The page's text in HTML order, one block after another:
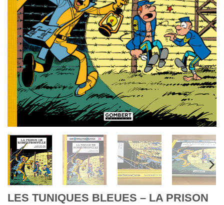
LES TUNIQUES BLEUES – LA PRISON